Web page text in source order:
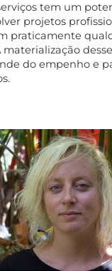
tem um
projetos
praticamente
materialização
do empenho e